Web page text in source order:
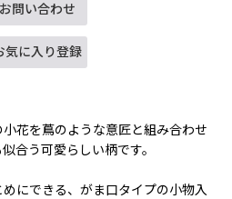
お問い合わせ
気に入り登録
花を蔦のような意匠と組み合わせ
合う可愛らしい柄です。
にできる、がま口タイプの小物入